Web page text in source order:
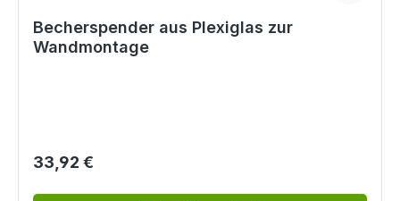
Becherspender aus Plexiglas zur
Wandmontage
Regulärer Preis:
33,92 €